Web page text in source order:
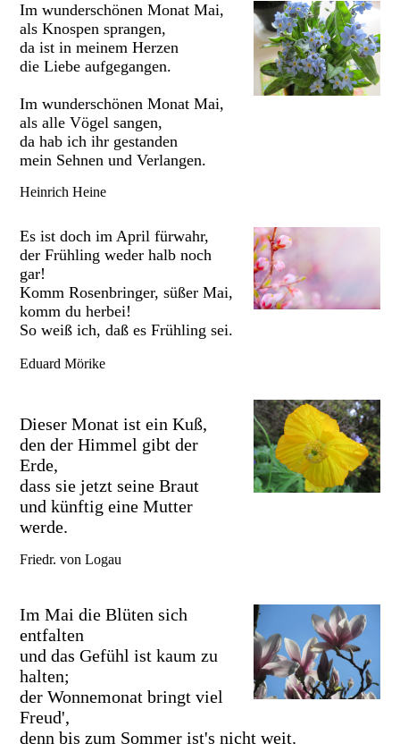
Im wunderschönen Monat Mai,
als Knospen sprangen,
da ist in meinem Herzen
die Liebe aufgegangen.
Im wunderschönen Monat Mai,
als alle Vögel sangen,
da hab ich ihr gestanden
mein Sehnen und Verlangen.
Heinrich Heine
Es ist doch im April fürwahr,
der Frühling weder halb noch
gar!
Komm Rosenbringer, süßer Mai,
komm du herbei!
So weiß ich, daß es Frühling sei.
Eduard Mörike
Dieser Monat ist ein Kuß,
den der Himmel gibt der
Erde,
dass sie jetzt seine Braut
und künftig eine Mutter
werde.
Friedr. von Logau
Im Mai die Blüten sich
entfalten
und das Gefühl ist kaum zu
halten;
der Wonnemonat bringt viel
Freud',
denn bis zum Sommer ist's nicht weit.